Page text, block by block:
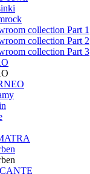
collection Part 1
collection Part 2
collection Part 3